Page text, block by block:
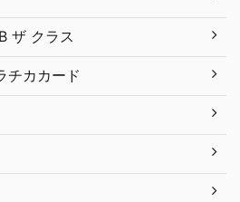
ザ クラス
チカカード